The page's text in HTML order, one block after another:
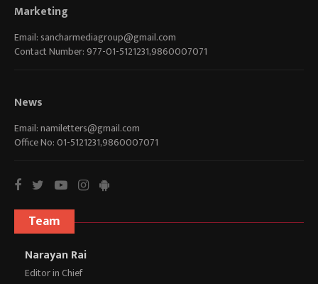
Marketing
Email: sancharmediagroup@gmail.com
Contact Number: 977-01-5121231,9860007071
News
Email:namiletters@gmail.com
Office No: 01-5121231,9860007071
Team
Narayan Rai
Editor in Chief